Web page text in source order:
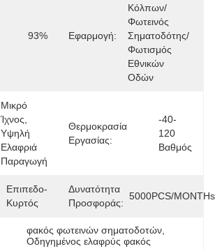
93% Εφαρμογή:
Κόλπων/
Φωτεινός
Σηματοδότης/
Φωτισμός
Εθνικών
Οδών
Μικρό
Ίχνος,
Υψηλή
Ελαφριά
Παραγωγή
Θερμοκρασία
Εργασίας:
-40-
120
Βαθμός
Επιπεδο-
Κυρτός
Δυνατότητα
Προσφοράς:
5000PCS/MONTHs
φακός φωτεινών σηματοδοτών
Οδηγημένος ελαφρύς φακός